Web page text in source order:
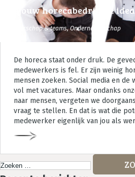
Leiderschap & teams,Ondernemerschap
Is jouw horecabedrijf dé
De horeca staat onder druk. De
medewerkers is fel. Er zijn weinig
mensen zoeken. Social media en de
vol met vacatures. Maar ondanks
naar mensen, vergeten we
vraag te stellen. En dat is wat die
medewerker eigenlijk van jou als
Strategisch horeca advies
naar: